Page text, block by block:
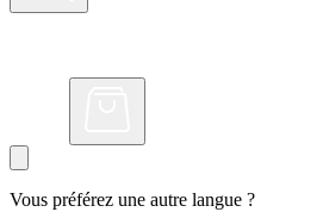
Vous préférez une autre langue ?